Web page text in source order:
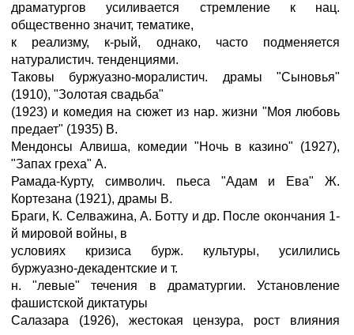
драматургов усиливается стремление к нац.
общественно значит, тематике,
к реализму, к-рый, однако, часто подменяется
натуралистич. тенденциями.
Таковы буржуазно-моралистич. драмы "Сыновья"
(1910), "Золотая свадьба"
(1923) и комедия на сюжет из нар. жизни "Моя любовь
предает" (1935) В.
Мендонсы Алвиша, комедии "Ночь в казино" (1927),
"Запах греха" А.
Рамада-Курту, символич. пьеса "Адам и Ева" Ж.
Кортезана (1921), драмы В.
Браги, К. Селважина, А. Ботту и др. После окончания 1-
й мировой войны, в
условиях кризиса бурж. культуры, усилились
буржуазно-декадентские и т.
н. "левые" течения в драматургии. Установление
фашистской диктатуры
Салазара (1926), жестокая цензура, рост влияния